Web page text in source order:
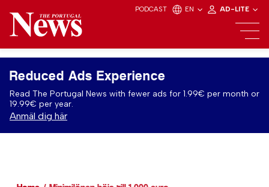
PODCAST EN AD-LITE
Reduced Ads Experience
Read The Portugal News with fewer ads for 1.99€ per month or
19.99€ per year.
Anmäl dig här